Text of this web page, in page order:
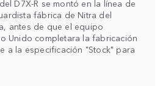
D7X-R se montó en la línea de
fábrica de Nitra del
antes de que el equipo
Unido completara la fabricación
a la especificación "Stock" para